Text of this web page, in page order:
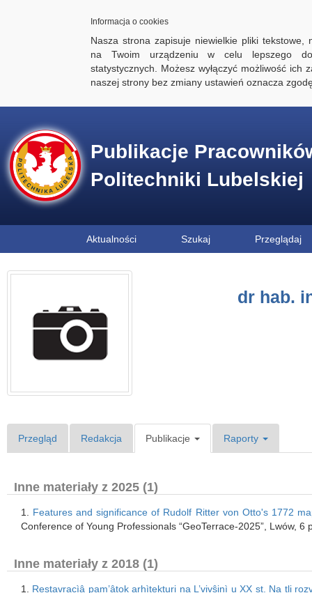
Informacja o cookies
Nasza strona zapisuje niewielkie pliki tekstowe,
na Twoim urządzeniu w celu lepszego
statystycznych. Możesz wyłączyć możliwość ich
naszej strony bez zmiany ustawień oznacza
Publikacje
Politechniki Lubelskiej
Aktualności Szukaj Przeglądaj
dr hab.
Przegląd Redakcja Publikacje Raporty
Inne materiały z 2025 (1)
1. Features and significance of Rudolf Ritter von Otto's 1772
Conference of Young Professionals “GeoTerrace-2025”, Lwów,
Inne materiały z 2018 (1)
1. Restavracìâ pam’âtok arhìtekturi na L’vivŝinì u XX st. Na tli